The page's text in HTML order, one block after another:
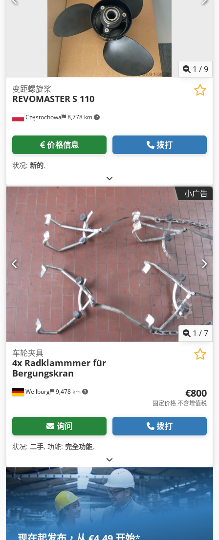
1 /9
Częstochowa 8,778 km
变距螺旋桨
REVOMASTER S 110
价格信息 拨打
状况: 新的,
小广告
1 /7
Weilburg 9,478 km
车轮夹具
4x Radklammmer für
Bergungskran
€800
固定价格 不含增值税
询问 拨打
状况: 二手, 功能: 完全功能,